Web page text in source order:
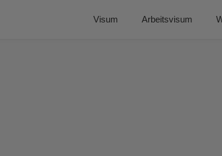
Visum Arbeitsvisum